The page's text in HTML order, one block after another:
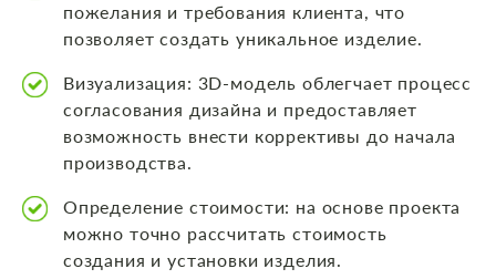
пожелания и требования клиента, что
позволяет создать уникальное изделие.
Визуализация: 3D-модель облегчает процесс
согласования дизайна и предоставляет
возможность внести коррективы до начала
производства.
Определение стоимости: на основе проекта
можно точно рассчитать стоимость
создания и установки изделия.